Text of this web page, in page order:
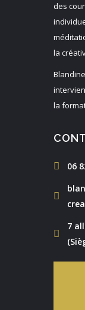
des
la
la
06
7